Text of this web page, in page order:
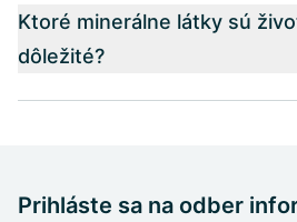
Ktoré minerálne látky sú
dôležité?
Prihláste sa na odber